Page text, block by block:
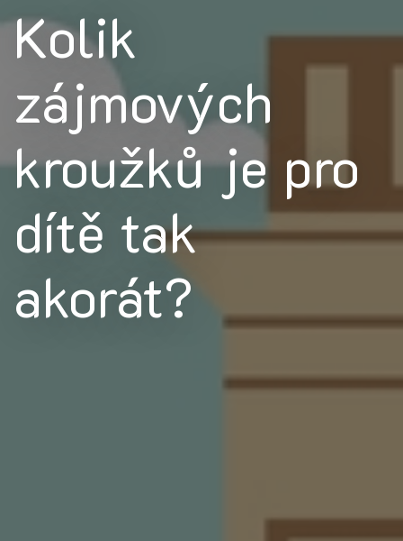
Kolik
zájmových
kroužků je pro
dítě tak
akorát?